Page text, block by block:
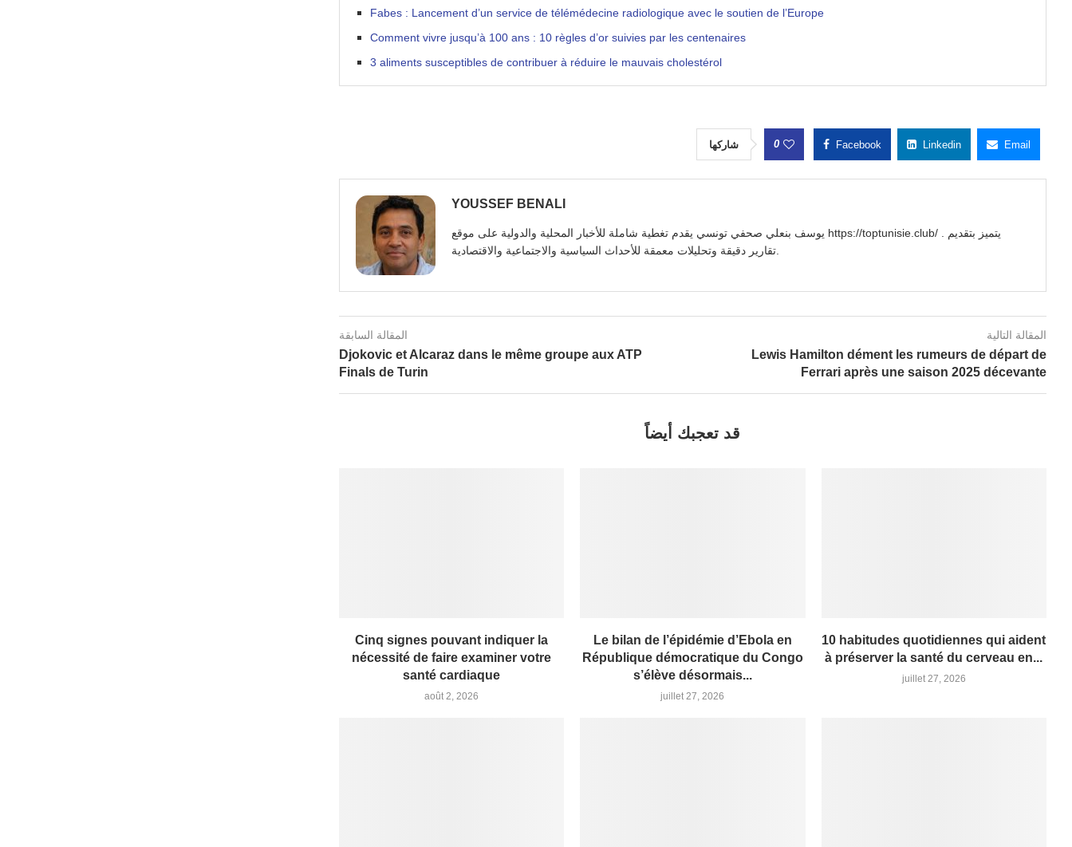
Fabes : Lancement d’un service de télémédecine radiologique avec le soutien de l’Europe
Comment vivre jusqu’à 100 ans : 10 règles d’or suivies par les centenaires
3 aliments susceptibles de contribuer à réduire le mauvais cholestérol
شاركها 0 Facebook Linkedin Email
YOUSSEF BENALI
يوسف بنعلي صحفي تونسي يقدم تغطية شاملة للأخبار المحلية والدولية على موقع https://toptunisie.club/ . يتميز بتقديم
تقارير دقيقة وتحليلات معمقة للأحداث السياسية والاجتماعية والاقتصادية.
المقالة السابقة
Djokovic et Alcaraz dans le même groupe aux ATP
Finals de Turin
المقالة التالية
Lewis Hamilton dément les rumeurs de départ de
Ferrari après une saison 2025 décevante
قد تعجبك أيضاً
Cinq signes pouvant indiquer la
nécessité de faire examiner votre
santé cardiaque
août 2, 2026
Le bilan de l’épidémie d’Ebola en
République démocratique du Congo
s’élève désormais...
juillet 27, 2026
10 habitudes quotidiennes qui aident
à préserver la santé du cerveau en...
juillet 27, 2026